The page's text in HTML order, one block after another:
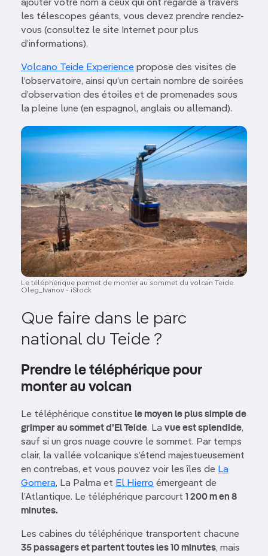
ajouter votre nom à ceux qui ont regardé à travers
les télescopes géants, vous devez prendre rendez-
vous (consultez le site Internet pour plus
d’informations).
Volcano Teide Experience propose des visites de
l’observatoire, ainsi qu’un certain nombre de soirées
d’observation des étoiles et de promenades sous
la pleine lune (en espagnol, anglais ou allemand).
Image
Le téléphérique permet de monter au sommet du volcan Teide.
Oleg_Ivanov - iStock
Que faire dans le parc
national du Teide ?
Prendre le téléphérique pour
monter au volcan
Le téléphérique constituele moyen le plus simple de
grimper au sommet d’El Teide. La vue est splendide,
sauf si un gros nuage couvre le sommet. Par temps
clair, la vallée volcanique s’étend majestueusement
en contrebas, et vous pouvez voir les îles de La
Gomera, La Palma et El Hierro émergeant de
l’Atlantique. Le téléphérique parcourt 1 200 m en 8
minutes.
Les cabines du téléphérique transportent chacune
35 passagers et partent toutes les 10 minutes, mais